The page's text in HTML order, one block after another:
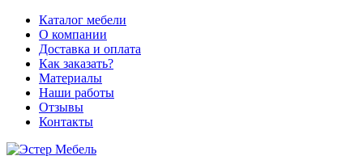
Каталог мебели
О компании
Доставка и оплата
Как заказать?
Материалы
Наши работы
Отзывы
Контакты